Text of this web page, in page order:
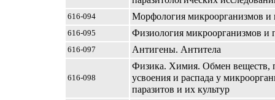
616-094 Морфология микроорганизмов и
616-095 Физиология микроорганизмов и
616-097 Антигены. Антитела
616-098
Физика. Химия. Обмен веществ,
усвоения и распада у
паразитов и их культур